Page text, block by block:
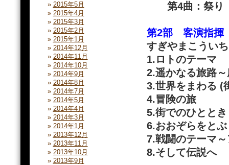
2015年5月
2015年4月
2015年3月
2015年2月
2015年1月
2014年12月
2014年11月
2014年10月
2014年9月
2014年8月
2014年7月
2014年5月
2014年4月
2014年3月
2014年1月
2013年12月
2013年11月
2013年10月
2013年9月
第4曲：祭り
第2部 客演指揮
すぎやまこうい
1.ロトのテーマ
2.遥かなる旅路
3.世界をまわる (
4.冒険の旅
5.街でのひとと
6.おおぞらをとぶ
7.戦闘のテーマ
8.そして伝説へ